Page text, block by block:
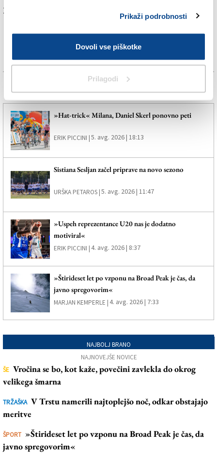
Prikaži podrobnosti
Dovoli vse piškotke
Prilagodi
Za branje in pisanje komentarjev je potrebna prijava
Več novic
»Hat-trick« Milana, Daniel Skerl ponovno peti
ERIK PICCINI |5. avg. 2026 | 18:13
Sistiana Sesljan začel priprave na novo sezono
URŠKA PETAROS |5. avg. 2026 | 11:47
»Uspeh reprezentance U20 nas je dodatno
motiviral«
ERIK PICCINI |4. avg. 2026 | 8:37
»Štirideset let po vzponu na Broad Peak je čas, da
javno spregovorim«
MARJAN KEMPERLE |4. avg. 2026 | 7:33
NAJBOLJ BRANO
NAJNOVEJŠE NOVICE
ŠE Vročina se bo, kot kaže, povečini zavlekla do okrog
velikega šmarna
TRŽAŠKA V Trstu namerili najtoplejšo noč, odkar obstajajo
meritve
ŠPORT »Štirideset let po vzponu na Broad Peak je čas, da
javno spregovorim«